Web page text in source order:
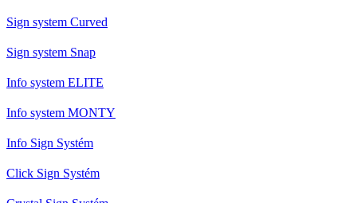
Sign system Curved
Sign system Snap
Info system ELITE
Info system MONTY
Info Sign Systém
Click Sign Systém